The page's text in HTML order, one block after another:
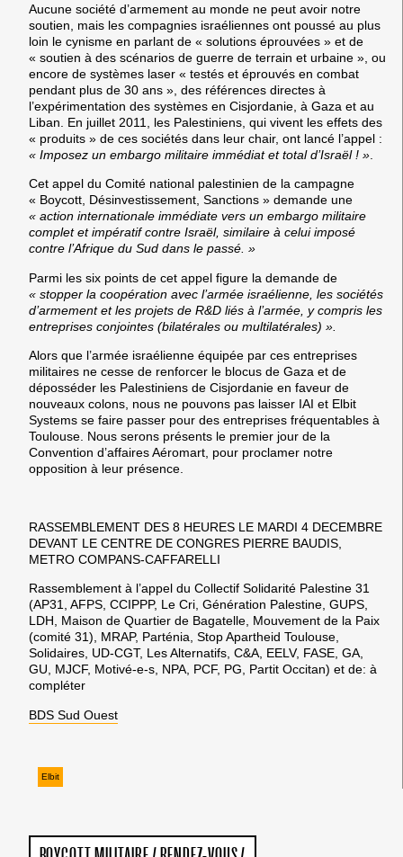
Aucune société d’armement au monde ne peut avoir notre
soutien , mais les compagnies israéliennes ont poussé au plus
loin le cynisme en parlant de « solutions éprouvées » et de
« soutien à des scénarios de guerre de terrain et urbaine », ou
encore de systèmes laser « testés et éprouvés en combat
pendant plus de 30 ans », des références directes à
l’expérimentation des systèmes en Cisjordanie, à Gaza et au
Liban. En juillet 2011, les Palestiniens, qui vivent les effets des
« produits » de ces sociétés dans leur chair, ont lancé l’appel :
« Imposez un embargo militaire immédiat et total d’Israël ! »
Cet appel du Comité national palestinien de la campagne
« Boycott, Désinvestissement, Sanctions » demande une
« action internationale immédiate vers un embargo militaire
complet et impératif contre Israël, similaire à celui imposé
contre l’Afrique du Sud dans le passé. »
Parmi les six points de cet appel figure la demande de
« stopper la coopération avec l’armée israélienne, les sociétés
d’armement et les projets de R&D liés à l’armée, y compris les
entreprises conjointes (bilatérales ou multilatérales) ».
Alors que l’armée israélienne équipée par ces entreprises
militaires ne cesse de renforcer le blocus de Gaza et de
déposséder les Palestiniens de Cisjordanie en faveur de
nouveaux colons, nous ne pouvons pas laisser IAI et Elbit
Systems se faire passer pour des entreprises fréquentables à
Toulouse. Nous serons présents le premier jour de la
Convention d’affaires Aéromart, pour proclamer notre
opposition à leur présence.
RASSEMBLEMENT DES 8 HEURES LE MARDI 4 DECEMBRE
DEVANT LE CENTRE DE CONGRES PIERRE BAUDIS,
METRO COMPANS-CAFFARELLI
Rassemblement à l’appel du Collectif Solidarité Palestine 31
(AP31, AFPS, CCIPPP, Le Cri, Génération Palestine, GUPS,
LDH, Maison de Quartier de Bagatelle, Mouvement de la Paix
(comité 31), MRAP, Parténia, Stop Apartheid Toulouse,
Solidaires, UD-CGT, Les Alternatifs, C&A, EELV, FASE, GA,
GU, MJCF, Motivé-e-s, NPA, PCF, PG, Partit Occitan) et de: à
compléter
BDS Sud Ouest
Elbit